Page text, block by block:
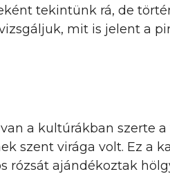
tekintünk rá, de
mit is jelent a
a kultúrákban szerte
szent virága volt. Ez a
rózsát ajándékoztak